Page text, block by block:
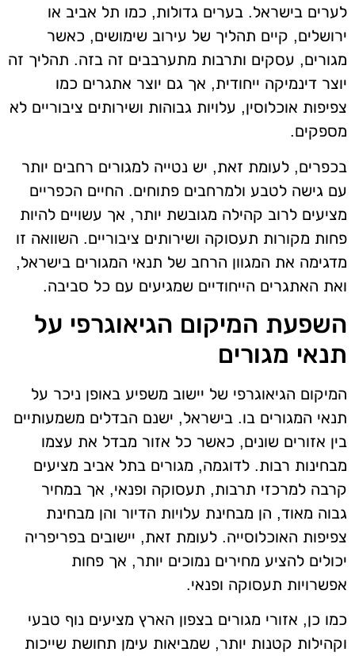
לערים בישראל. בערים גדולות, כמו תל אביב או
ירושלים, קיים תהליך של עירוב שימושים, כאשר
מגורים, עסקים ותרבות מתערבבים זה בזה. תהליך זה
יוצר דינמיקה ייחודית, אך גם יוצר אתגרים כמו
צפיפות אוכלוסין, עלויות גבוהות ושירותים ציבוריים לא
מספקים.
בכפרים, לעומת זאת, יש נטייה למגורים רחבים יותר
עם גישה לטבע ולמרחבים פתוחים. החיים הכפריים
מציעים לרוב קהילה מגובשת יותר, אך עשויים להיות
פחות מקורות תעסוקה ושירותים ציבוריים. השוואה זו
מדגימה את המגוון הרחב של תנאי המגורים בישראל,
ואת האתגרים הייחודיים שמגיעים עם כל סביבה.
השפעת המיקום הגיאוגרפי על
תנאי מגורים
המיקום הגיאוגרפי של יישוב משפיע באופן ניכר על
תנאי המגורים בו. בישראל, ישנם הבדלים משמעותיים
בין אזורים שונים, כאשר כל אזור מבדל את עצמו
מבחינות רבות. לדוגמה, מגורים בתל אביב מציעים
קרבה למרכזי תרבות, תעסוקה ופנאי, אך במחיר
גבוה מאוד, הן מבחינת עלויות הדיור והן מבחינת
צפיפות האוכלוסייה. לעומת זאת, יישובים בפריפריה
יכולים להציע מחירים נמוכים יותר, אך פחות
אפשרויות תעסוקה ופנאי.
כמו כן, אזורי מגורים בצפון הארץ מציעים נוף טבעי
וקהילות קטנות יותר, שמביאות עימן תחושת שייכות